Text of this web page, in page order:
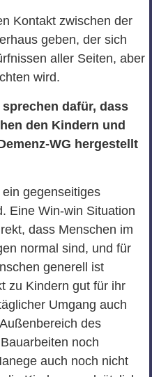
Kontakt zwischen der
geben, der sich
aller Seiten, aber
wird.
dafür, dass
den Kindern und
WG hergestellt
gegenseitiges
Eine Win-win Situation
dass Menschen im
normal sind, und für
generell ist
zu Kindern gut für ihr
Umgang auch
des
noch
auch noch nicht